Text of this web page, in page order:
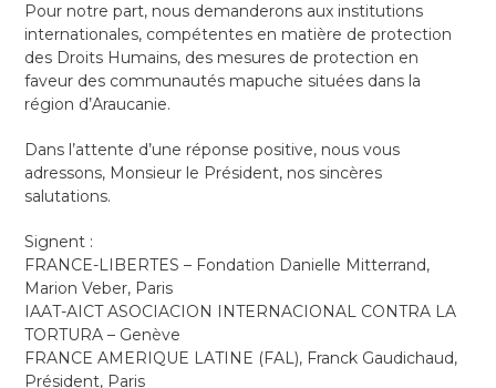
Pour notre part, nous demanderons aux institutions
internationales, compétentes en matière de protection
des Droits Humains, des mesures de protection en
faveur des communautés mapuche situées dans la
région d’Araucanie.
Dans l’attente d’une réponse positive, nous vous
adressons, Monsieur le Président, nos sincères
salutations.
Signent :
FRANCE-LIBERTES – Fondation Danielle Mitterrand,
Marion Veber, Paris
IAAT-AICT ASOCIACION INTERNACIONAL CONTRA LA
TORTURA – Genève
FRANCE AMERIQUE LATINE (FAL), Franck Gaudichaud,
Président, Paris